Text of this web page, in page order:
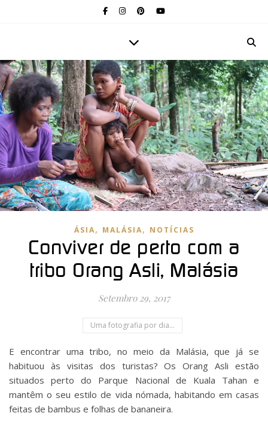
ÁSIA, MALÁSIA, NOTÍCIAS
Conviver de perto com a
tribo Orang Asli, Malásia
Setembro 29, 2017
Uma fotografia por dia...
E encontrar uma tribo, no meio da Malásia, que já se
habituou às visitas dos turistas? Os Orang Asli estão
situados perto do Parque Nacional de Kuala Tahan e
mantêm o seu estilo de vida nómada, habitando em casas
feitas de bambus e folhas de bananeira.